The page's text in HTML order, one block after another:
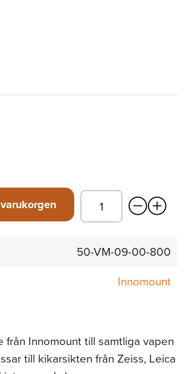
50-VM-09-00-800
Innomount
från Innomount till samtliga vapen
till kikarsikten från Zeiss, Leica